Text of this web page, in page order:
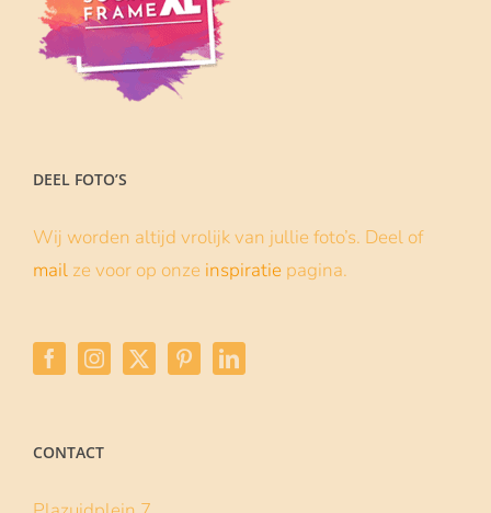
DEEL FOTO’S
Wij worden altijd vrolijk van jullie foto’s. Deel of
mail ze voor op onze inspiratie pagina.
CONTACT